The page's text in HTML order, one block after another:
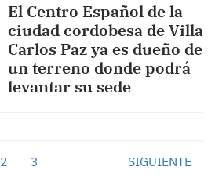
El Centro Español de la
ciudad cordobesa de Villa
Carlos Paz ya es dueño de
un terreno donde podrá
levantar su sede
2 3 SIGUIENTE